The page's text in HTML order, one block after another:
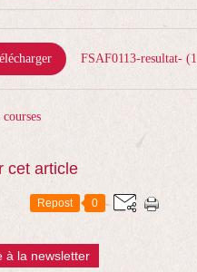
FSAF0113-resultat-
courses
cet article
Repost 0
à la newsletter